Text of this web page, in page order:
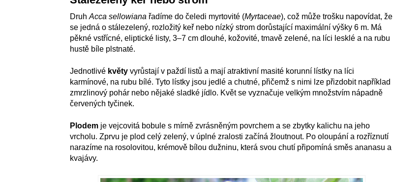
Druh Acca sellowiana řadíme do čeledi myrtovité (Myrtaceae), což může trošku napovídat, že
se jedná o stálezelený, rozložitý keř nebo nízký strom dorůstající maximální výšky 6 m. Má
pěkné vstřícné, eliptické listy, 3–7 cm dlouhé, kožovité, tmavě zelené, na líci lesklé a na rubu
hustě bíle plstnaté.
Jednotlivé květy vyrůstají v paždí listů a mají atraktivní masité korunní lístky na líci
karmínové, na rubu bílé. Tyto lístky jsou jedlé a chutné, přičemž s nimi lze přizdobit například
zmrzlinový pohár nebo nějaké sladké jídlo. Květ se vyznačuje velkým množstvím nápadně
červených tyčinek.
Plodem je vejcovitá bobule s mírně zvrásněným povrchem a se zbytky kalichu na jeho
vrcholu. Zprvu je plod celý zelený, v úplné zralosti začíná žloutnout. Po oloupání a rozříznutí
narazíme na rosolovitou, krémově bílou dužninu, která svou chutí připomíná směs ananasu a
kvajávy.